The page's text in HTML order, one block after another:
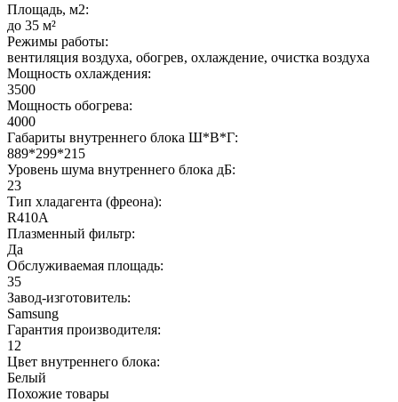
Площадь, м2:
до 35 м²
Режимы работы:
вентиляция воздуха, обогрев, охлаждение, очистка воздуха
Мощность охлаждения:
3500
Мощность обогрева:
4000
Габариты внутреннего блока Ш*В*Г:
889*299*215
Уровень шума внутреннего блока дБ:
23
Тип хладагента (фреона):
R410A
Плазменный фильтр:
Да
Обслуживаемая площадь:
35
Завод-изготовитель:
Samsung
Гарантия производителя:
12
Цвет внутреннего блока:
Белый
Похожие товары